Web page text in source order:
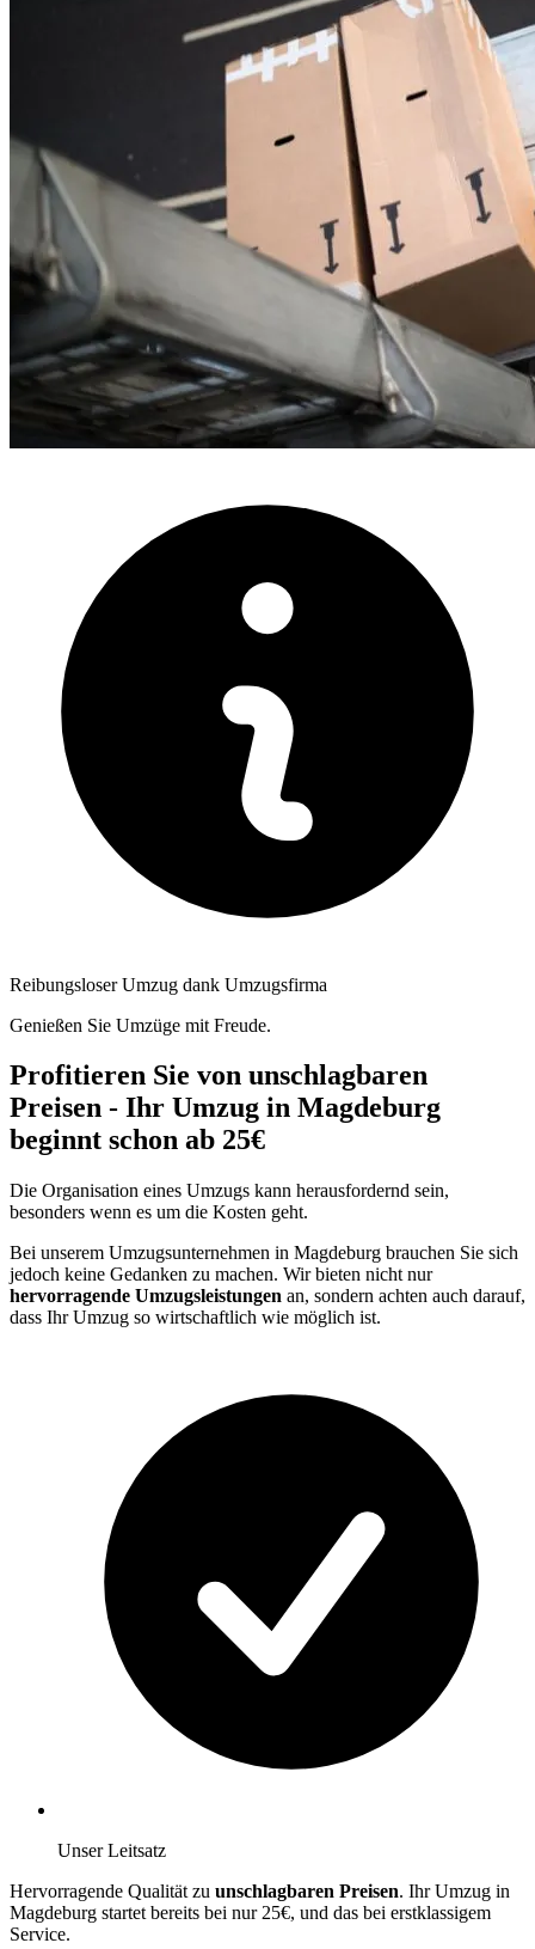
Reibungsloser Umzug dank Umzugsfirma
Genießen Sie Umzüge mit Freude.
Profitieren Sie von unschlagbaren
Preisen - Ihr Umzug in Magdeburg
beginnt schon ab 25€
Die Organisation eines Umzugs kann herausfordernd sein,
besonders wenn es um die Kosten geht.
Bei unserem Umzugsunternehmen in Magdeburg brauchen Sie sich
jedoch keine Gedanken zu machen. Wir bieten nicht nur
hervorragende Umzugsleistungen an, sondern achten auch darauf,
dass Ihr Umzug so wirtschaftlich wie möglich ist.
Unser Leitsatz
Hervorragende Qualität zu unschlagbaren Preisen. Ihr Umzug in
Magdeburg startet bereits bei nur 25€, und das bei erstklassigem
Service.